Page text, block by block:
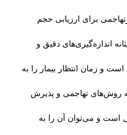
برای ارزیابی حجم
اندازه‌گیری‌های دقیق و
و زمان انتظار بیمار را به
روش‌های تهاجمی و پذیرش
است و می‌توان آن را به